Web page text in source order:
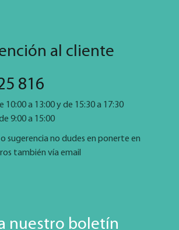
al cliente
816
10:00 a 13:00 y de 15:30 a 17:30
9:00 a 15:00
sugerencia no dudes en ponerte en
también vía email
nuestro boletín